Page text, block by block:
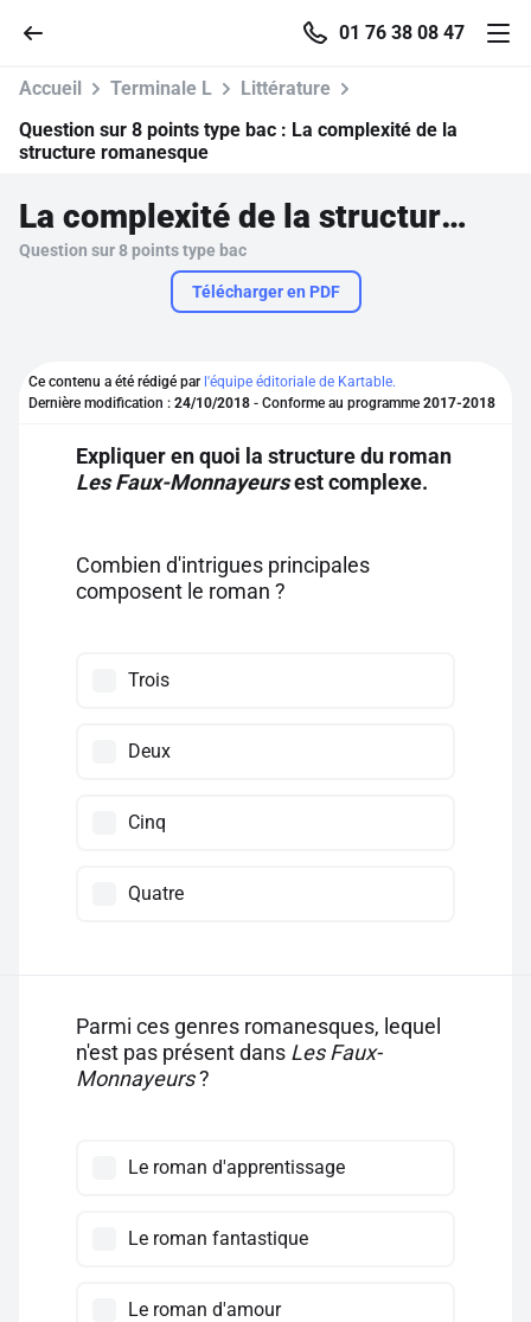
01 76 38 08 47
Parcourir
Se connecter
S'inscrire gratuitement
Accueil Terminale L
Littérature
Question sur 8 points type bac : La complexité de la
structure romanesque
La complexité de la structure romanesque
Question sur 8 points type bac
Télécharger en PDF
Ce contenu a été rédigé par l'équipe éditoriale de Kartable.
Dernière modification : 24/10/2018 - Conforme au programme 2017-2018
Expliquer en quoi la structure du roman
Les Faux-Monnayeursest complexe.
Combien d'intrigues principales
composent le roman ?
Trois
Deux
Cinq
Quatre
Parmi ces genres romanesques, lequel
n'est pas présent dans Les Faux-
Monnayeurs?
Le roman d'apprentissage
Le roman fantastique
Le roman d'amour